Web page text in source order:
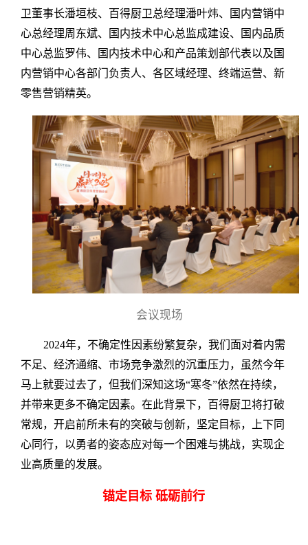
卫董事长潘垣枝、百得厨卫总经理潘叶炜、国内营销中
心总经理周东斌、国内技术中心总监成建设、国内品质
中心总监罗伟、国内技术中心和产品策划部代表以及国
内营销中心各部门负责人、各区域经理、终端运营、新
零售营销精英。
会议现场
2024年，不确定性因素纷繁复杂，我们面对着内需
不足、经济通缩、市场竞争激烈的沉重压力，虽然今年
马上就要过去了，但我们深知这场“寒冬”依然在持续，
并带来更多不确定因素。在此背景下，百得厨卫将打破
常规，开启前所未有的突破与创新，坚定目标，上下同
心同行，以勇者的姿态应对每一个困难与挑战，实现企
业高质量的发展。
锚定目标 砥砺前行